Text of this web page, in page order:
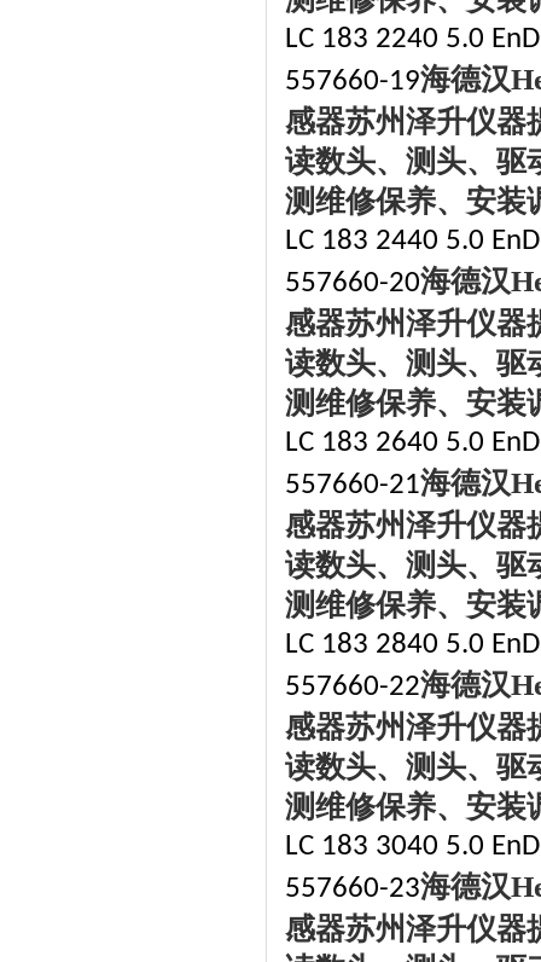
LC 183 2240 5.0
557660-19海德汉
感器苏州泽升仪器
读数头、测头、驱
测维修保养、安装
LC 183 2440 5.0
557660-20海德汉
感器苏州泽升仪器
读数头、测头、驱
测维修保养、安装
LC 183 2640 5.0
557660-21海德汉
感器苏州泽升仪器
读数头、测头、驱
测维修保养、安装
LC 183 2840 5.0
557660-22海德汉
感器苏州泽升仪器
读数头、测头、驱
测维修保养、安装
LC 183 3040 5.0
557660-23海德汉
感器苏州泽升仪器